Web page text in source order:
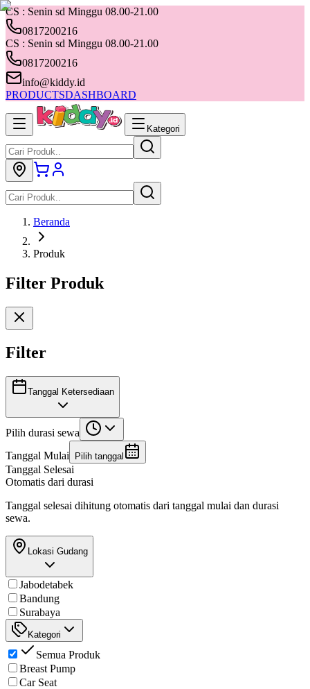
CS : Senin sd Minggu 08.00-21.00
0817200216
CS : Senin sd Minggu 08.00-21.00
0817200216
info@kiddy.id
PRODUCTSDASHBOARD
Kategori
Beranda
Produk
Filter Produk
Filter
Tanggal Ketersediaan
Pilih durasi sewa
Tanggal Mulai
Pilih tanggal
Tanggal Selesai
Otomatis dari durasi
Tanggal selesai dihitung otomatis dari tanggal mulai dan durasi
sewa.
Lokasi Gudang
Jabodetabek
Bandung
Surabaya
Kategori
Semua Produk
Breast Pump
Car Seat